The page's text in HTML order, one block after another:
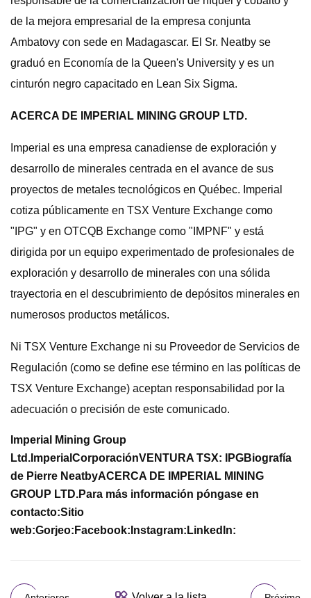
de la mejora empresarial de la empresa conjunta
Ambatovy con sede en Madagascar. El Sr. Neatby se
graduó en Economía de la Queen's University y es un
cinturón negro capacitado en Lean Six Sigma.
ACERCA DE IMPERIAL MINING GROUP LTD.
Imperial es una empresa canadiense de exploración y
desarrollo de minerales centrada en el avance de sus
proyectos de metales tecnológicos en Québec. Imperial
cotiza públicamente en TSX Venture Exchange como
"IPG" y en OTCQB Exchange como "IMPNF" y está
dirigida por un equipo experimentado de profesionales de
exploración y desarrollo de minerales con una sólida
trayectoria en el descubrimiento de depósitos minerales en
numerosos productos metálicos.
Ni TSX Venture Exchange ni su Proveedor de Servicios de
Regulación (como se define ese término en las políticas de
TSX Venture Exchange) aceptan responsabilidad por la
adecuación o precisión de este comunicado.
Imperial Mining Group
Ltd. Imperial CorporaciónVENTURA TSX: IPGBiografía
de Pierre NeatbyACERCA DE IMPERIAL MINING
GROUP LTD.Para más información póngase en
contacto:Sitio
web:Gorjeo: Facebook: Instagram: LinkedIn: